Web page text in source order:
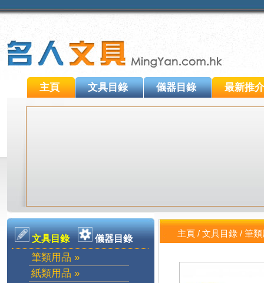
主頁 文具目錄 儀器目錄 最新推介
文具目錄 儀器目錄
筆類用品 »
紙類用品 »
主頁/ 文具目錄/ 筆類